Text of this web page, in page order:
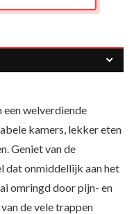
een welverdiende
kamers, lekker eten
Geniet van de
dat onmiddellijk aan het
omringd door pijn- en
de vele trappen